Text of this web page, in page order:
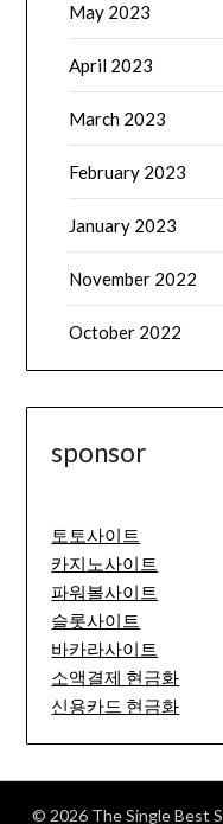
May 2023
April 2023
March 2023
February 2023
January 2023
November 2022
October 2022
sponsor
토토사이트
카지노사이트
파워볼사이트
슬롯사이트
바카라사이트
소액결제 현금화
신용카드 현금화
© 2026 The Single Best